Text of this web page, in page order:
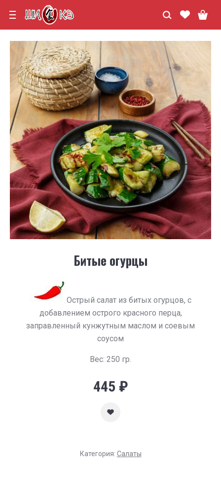
Битые огурцы
Острый салат из битых огурцов, с
добавлением острого красного перца,
заправленный кунжутным маслом и соевым
соусом
Вес: 250 гр.
445 ₽
Категория: Салаты